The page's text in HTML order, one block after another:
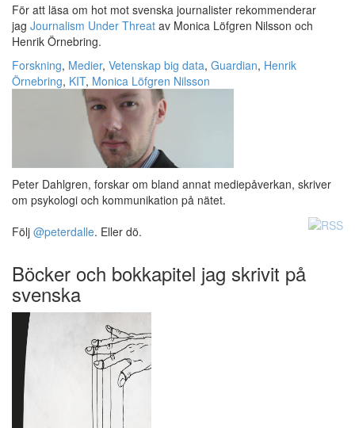
För att läsa om hot mot svenska journalister rekommenderar
jag Journalism Under Threat av Monica Löfgren Nilsson och
Henrik Örnebring.
Forskning, Medier, Vetenskap big data, Guardian, Henrik
Örnebring, KIT, Monica Löfgren Nilsson
Peter Dahlgren, forskar om bland annat mediepåverkan, skriver
om psykologi och kommunikation på nätet.
Följ @peterdalle. Eller dö.
Böcker och bokkapitel jag skrivit på
svenska